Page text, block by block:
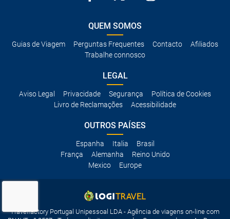
QUEM SOMOS
Guias de Viagem Perguntas Frequentes Contacto
Afiliados
Trabalhe connosco
LEGAL
Aviso Legal Privacidade Segurança
Política de Cookies
Livro de Reclamações
Acessibilidade
OUTROS PAÍSES
Espanha Italia
Brasil
França
Alemanha
Reino Unido
Mexico
Europe
Travelfactory Portugal Unipessoal LDA - Agência de viagens on-line com